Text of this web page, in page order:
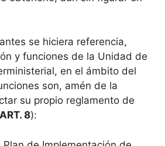
se hiciera referencia,
y funciones de la Unidad de
en el ámbito del
son, amén de la
su propio reglamento de
ART. 8):